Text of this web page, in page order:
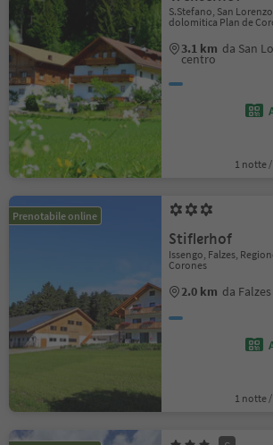
S.Stefano, San
dolomitica Plan de
3.1 km da San
centro
1 notte
Prenotabile online
Stiflerhof
Issengo, Falzes,
Corones
2.0 km da
1 notte